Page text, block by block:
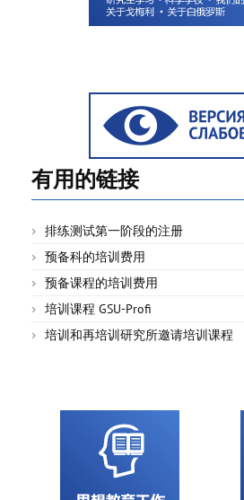
有用的链接
排练测试第一阶段的注册
预备科的培训费用
预备课程的培训费用
培训课程 GSU-Profi
培训和再培训研究所邀请培训课程